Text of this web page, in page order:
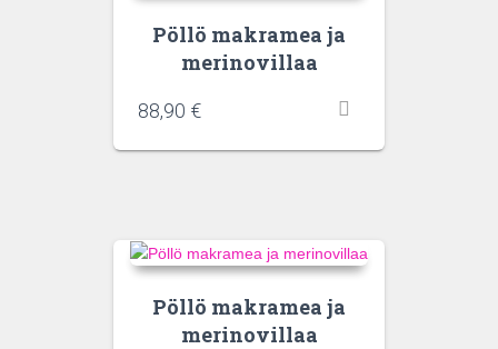
Pöllö makramea ja
merinovillaa
88,90 €
Pöllö makramea ja
merinovillaa